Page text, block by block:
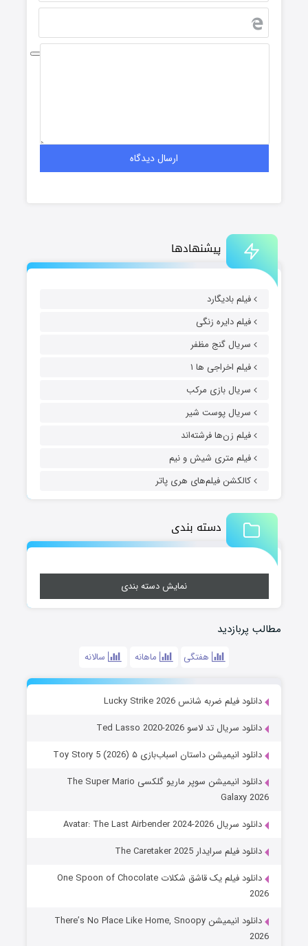
پیشنهادها
فیلم بادیگارد
فیلم دایره زنگی
سریال گنج مظفر
فیلم اخراجی ها ۱
سریال بازی مرکب
سریال پوست شیر
فیلم زن‌ها فرشته‌اند
فیلم متری شیش و نیم
کالکشن فیلم‌های هری پاتر
دسته بندی
نمایش دسته بندی
مطالب پربازدید
هفتگی ماهانه سالانه
دانلود فیلم ضربه شانس Lucky Strike 2026
دانلود سریال تد لاسو Ted Lasso 2020-2026
دانلود انیمیشن داستان اسباب‌بازی ۵ Toy Story 5 (2026)
دانلود انیمیشن سوپر ماریو گلکسی The Super Mario
Galaxy 2026
دانلود سریال Avatar: The Last Airbender 2024-2026
دانلود فیلم سرایدار The Caretaker 2025
دانلود فیلم یک قاشق شکلات One Spoon of Chocolate
2026
دانلود انیمیشن There’s No Place Like Home, Snoopy
2026